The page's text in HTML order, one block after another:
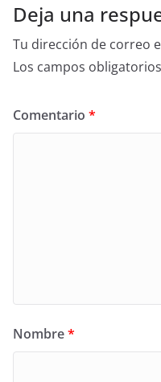
Deja una
Tu dirección de correo
Los campos
Comentario *
Nombre*